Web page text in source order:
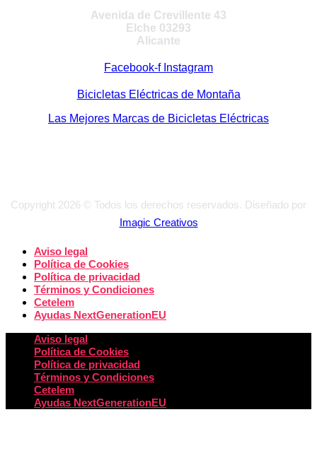
Avenida de Crevillente 43
Elche 03293
Alicante
Facebook-f Instagram
Bicicletas Eléctricas de Montaña
Las Mejores Marcas de Bicicletas Eléctricas
Copyright 2026 © Todos los derechos reservados. Diseñado por
Imagic Creativos
Aviso legal
Política de Cookies
Política de privacidad
Términos y Condiciones
Cetelem
Ayudas NextGenerationEU
Aviso legal
Política de Cookies
Política de privacidad
Términos y Condiciones
Cetelem
Ayudas NextGenerationEU